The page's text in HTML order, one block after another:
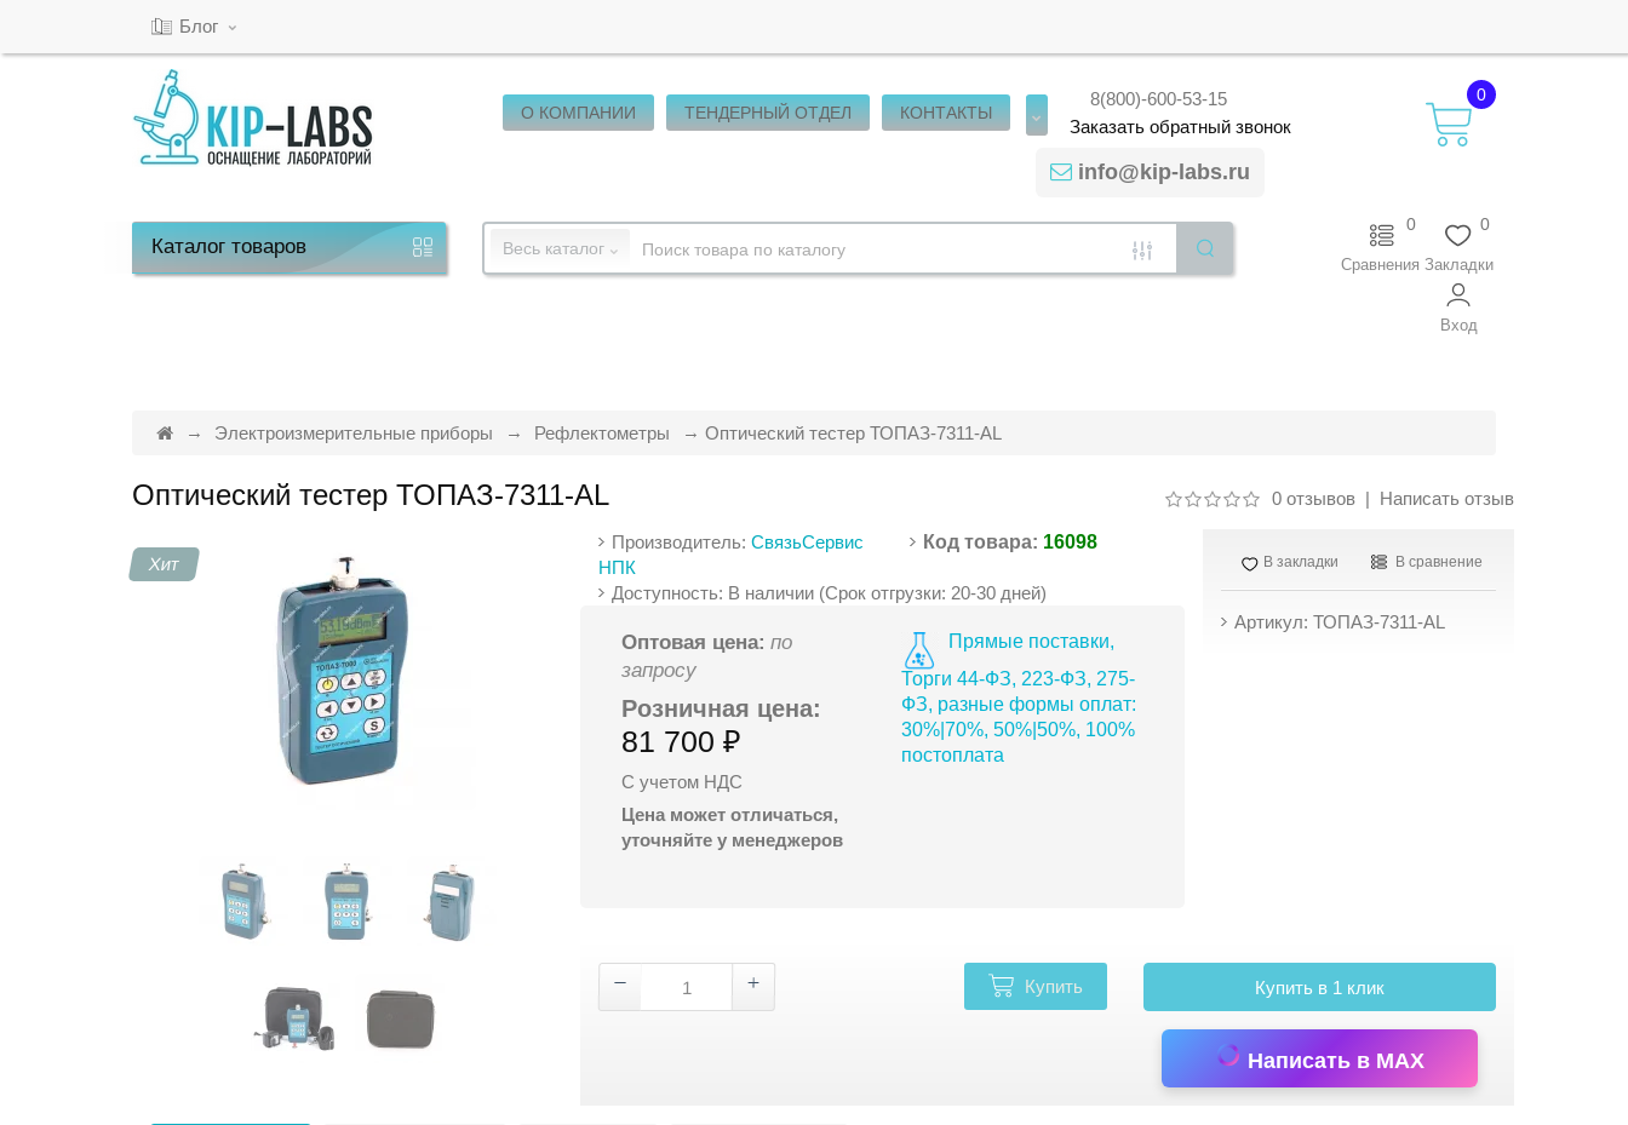
Блог
О КОМПАНИИ ТЕНДЕРНЫЙ ОТДЕЛ КОНТАКТЫ
8(800)-600-53-15
Заказатьобратныйзвонок
info@kip-labs.ru
0
Каталогтоваров Весь каталог
0
Закладки
0
Сравнения
Вход
Электроизмерительные приборы Рефлектометры Оптический тестер ТОПАЗ-7311-АL
Оптический тестер ТОПАЗ-7311-АL 0 отзывов| Написать отзыв
Хит
Производитель:СвязьСервис
НПК
Код товара: 16098
Доступность: В наличии (Срок отгрузки: 20-30 дней)
Оптовая цена: по
запросу
Розничная цена:
81 700 ₽
С учетом НДС
Цена может отличаться,
уточняйте у менеджеров
Прямые поставки,
Торги 44-ФЗ, 223-ФЗ, 275-
ФЗ, разные формы оплат:
30%|70%, 50%|50%, 100%
постоплата
В закладки В сравнение
Артикул: ТОПАЗ-7311-АL
Купить Купить в 1 клик
Написать в MAX